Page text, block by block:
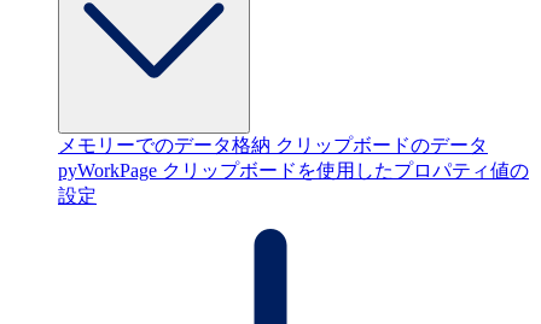
メモリーでのデータ格納 クリップボードのデータ
pyWorkPage クリップボードを使用したプロパティ値の
設定